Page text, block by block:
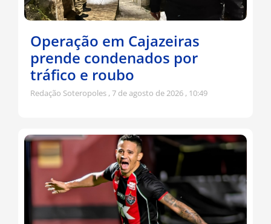
Operação em Cajazeiras
prende condenados por
tráfico e roubo
Redação Soteropoles 7 de agosto de 2026 10:49